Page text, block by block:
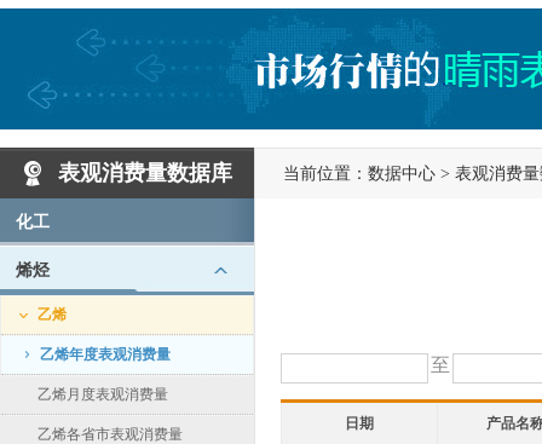
表观消费量数据库
化工
烯烃
乙烯
乙烯年度表观消费量
乙烯月度表观消费量
乙烯各省市表观消费量
当前位置： 数据中心 > 表观消费
至
日期 产品名